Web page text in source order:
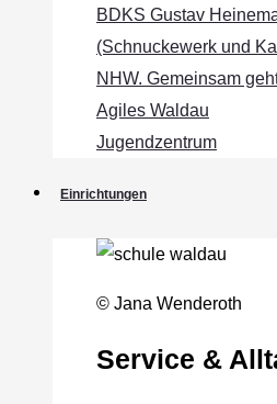
BDKS Gustav
(Schnuckewerk und
NHW. Gemeinsam
Agiles Waldau
Jugendzentrum
Einrichtungen
© Jana Wenderoth
Service &